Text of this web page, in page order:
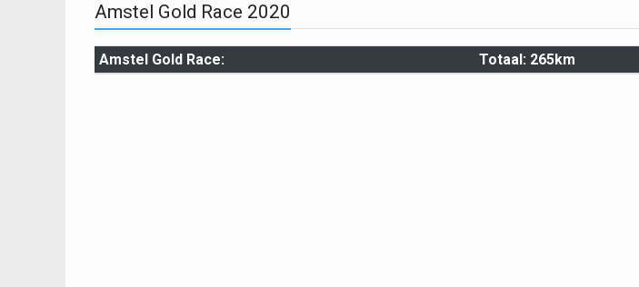
Amstel Gold Race 2020
Amstel Gold Race: Totaal: 265km